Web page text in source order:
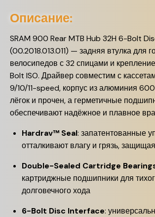
Описание:
SRAM 900 Rear MTB Hub 32H 6-Bolt
(00.2018.013.011) — задняя втулка для
велосипедов с 32 спицами и
Bolt ISO. Драйвер совместим с
9/10/11-speed, корпус из алюминия
лёгок и прочен, а герметичные
обеспечивают надёжное и плавное
Hardrav™ Seal: запатентованные
отталкивают влагу и грязь,
Double-Sealed Cartridge
картриджные подшипники для
долговечного хода
6-Bolt Disc Interface: